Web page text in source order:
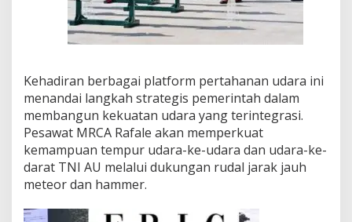
Kehadiran berbagai platform pertahanan udara ini
menandai langkah strategis pemerintah dalam
membangun kekuatan udara yang terintegrasi.
Pesawat MRCA Rafale akan memperkuat
kemampuan tempur udara-ke-udara dan udara-ke-
darat TNI AU melalui dukungan rudal jarak jauh
meteor dan hammer.